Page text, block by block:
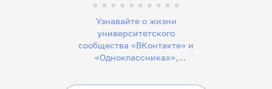
Узнавайте о жизни
университетского
сообщества «ВКонтакте» и
«Одноклассниках»,